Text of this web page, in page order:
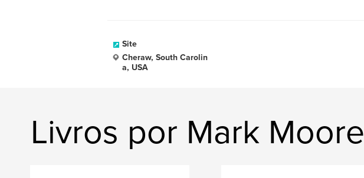
Site
Cheraw, South Carolin
a, USA
Livros por Mark Moore